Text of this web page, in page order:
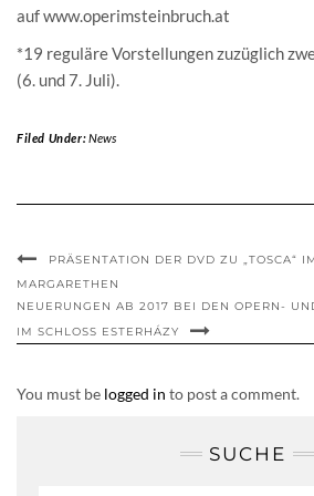
auf www.operimsteinbruch.at
*19 reguläre Vorstellungen zuzüglich
(6. und 7. Juli).
Filed Under:News
PRÄSENTATION DER DVD ZU „TOSCA“
MARGARETHEN
NEUERUNGEN AB 2017 BEI DEN OPERN-
IM SCHLOSS ESTERHÁZY
You must be logged in to post a comment.
SUCHE